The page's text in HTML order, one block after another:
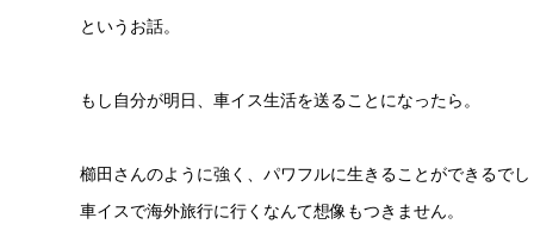
というお話。
もし自分が明日、車イス生活を送ることになったら。
櫛田さんのように強く、パワフルに生きることができるで
車イスで海外旅行に行くなんて想像もつきません。